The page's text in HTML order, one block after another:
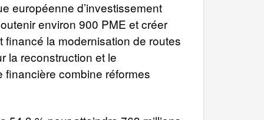
européenne d’investissement
environ 900 PME et créer
financé la modernisation de routes
la reconstruction et le
financière combine réformes